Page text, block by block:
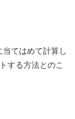
てはめて計算し
する方法とのこ